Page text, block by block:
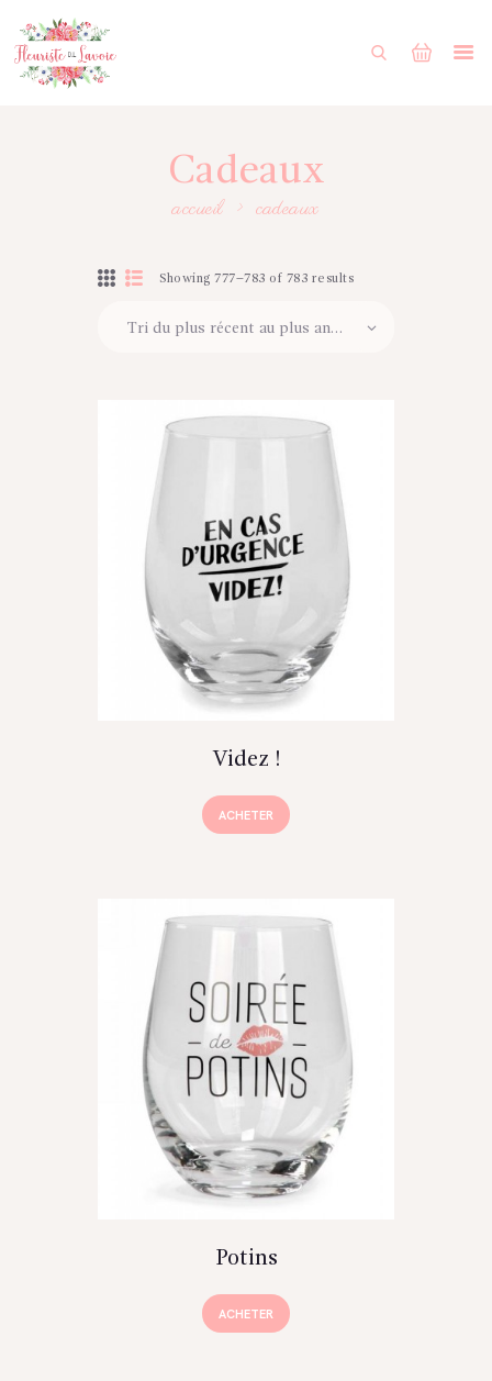
Cadeaux
accueil cadeaux
FORMULAIRE DE MARIAGE
PORTFOLIO
ENGLISH
Showing 777–783 of 783 results
Videz !
ACHETER
Potins
ACHETER